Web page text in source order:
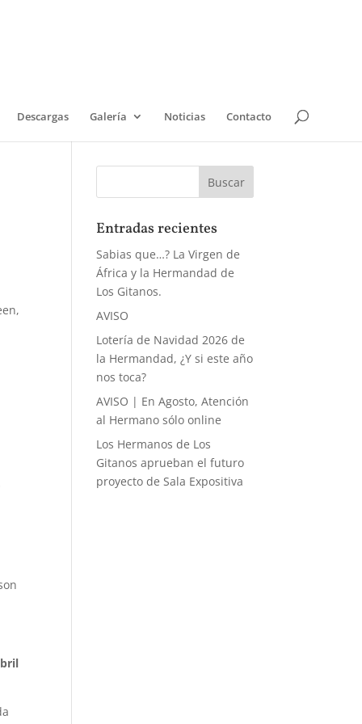
Descargas Galería Noticias Contacto
Entradas recientes
Sabias que…? La Virgen de
África y la Hermandad de
Los Gitanos.
AVISO
Lotería de Navidad 2026 de
la Hermandad, ¿Y si este año
nos toca?
AVISO | En Agosto, Atención
al Hermano sólo online
Los Hermanos de Los
Gitanos aprueban el futuro
proyecto de Sala Expositiva